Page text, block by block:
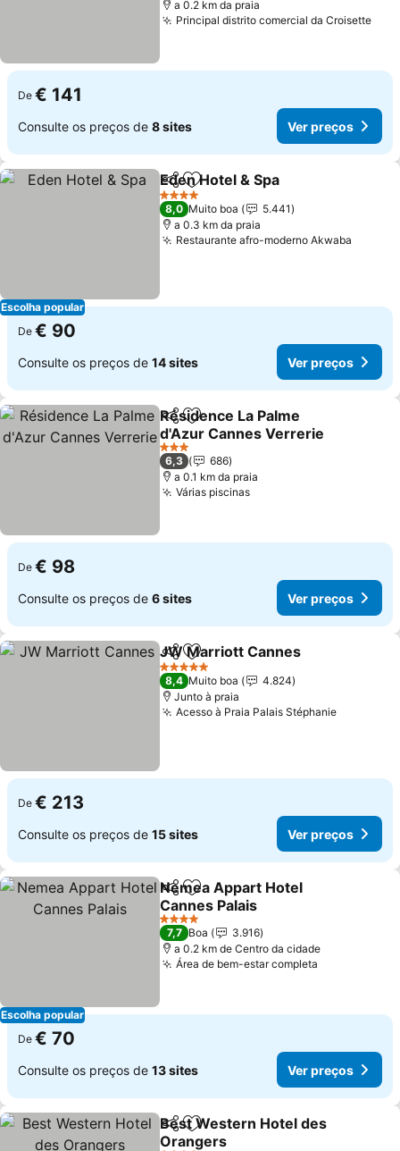
a 0.2 km da praia
Principal distrito comercial da Croisette
De € 141
Consulte os preços de 8 sites Ver preços
Escolha popular
PartilharAdicionar aos favoritos
Eden Hotel & Spa
4 Estrelas
8,0 Muito boa
5.441
a 0.3 km da praia
Restaurante afro-moderno Akwaba
De € 90
Consulte os preços de 14 sites Ver preços
PartilharAdicionar aos favoritos
Résidence La Palme
d'Azur Cannes Verrerie
3 Estrelas
6,3
686
a 0.1 km da praia
Várias piscinas
De € 98
Consulte os preços de 6 sites Ver preços
PartilharAdicionar aos favoritos
JW Marriott Cannes
5 Estrelas
8,4 Muito boa
4.824
Junto à praia
Acesso à Praia Palais Stéphanie
De € 213
Consulte os preços de 15 sites Ver preços
Escolha popular
PartilharAdicionar aos favoritos
Nemea Appart Hotel
Cannes Palais
4 Estrelas
7,7 Boa
3.916
a 0.2 km de Centro da cidade
Área de bem-estar completa
De € 70
Consulte os preços de 13 sites Ver preços
PartilharAdicionar aos favoritos
Best Western Hotel des
Orangers